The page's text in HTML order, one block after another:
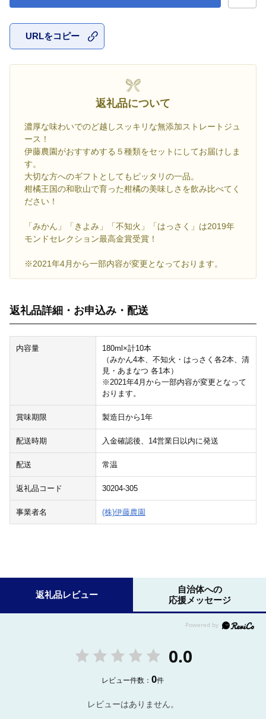
URLをコピー
返礼品について
濃厚な味わいでのど越しスッキリな無添加ストレートジュ
ース！
伊藤農園がおすすめする５種類をセットにしてお届けしま
す。
大切な方へのギフトとしてもピッタリの一品。
柑橘王国の和歌山で育った柑橘の美味しさを飲み比べてく
ださい！
「みかん」「きよみ」「不知火」「はっさく」は2019年
モンドセレクション最高金賞受賞！
※2021年4月から一部内容が変更となっております。
返礼品詳細・お申込み・配送
内容量
180ml×計10本
（みかん4本、不知火・はっさく各2本、清
見・あまなつ 各1本）
※2021年4月から一部内容が変更となって
おります。
賞味期限 製造日から1年
配送時期 入金確認後、14営業日以内に発送
配送 常温
返礼品コード 30204-305
事業者名 (株)伊藤農園
返礼品レビュー
自治体への
応援メッセージ
0.0
レビュー件数：0件
レビューはありません。